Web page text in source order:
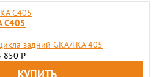
C405
задний GKA/ГКА 405
850 ₽